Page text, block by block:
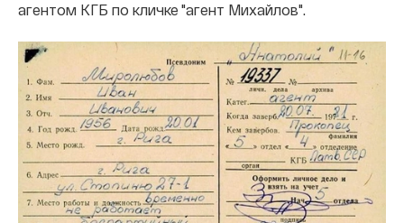
агентом КГБ по кличке "агент Михайлов".